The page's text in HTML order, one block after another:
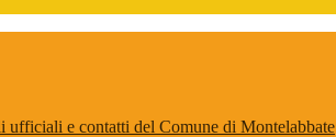
ufficiali e contatti del Comune di Montelabbate